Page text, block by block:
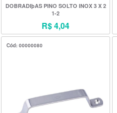
DOBRADIþAS PINO SOLTO INOX 3 X 2
1-2
R$ 4,04
Cód: 00000080